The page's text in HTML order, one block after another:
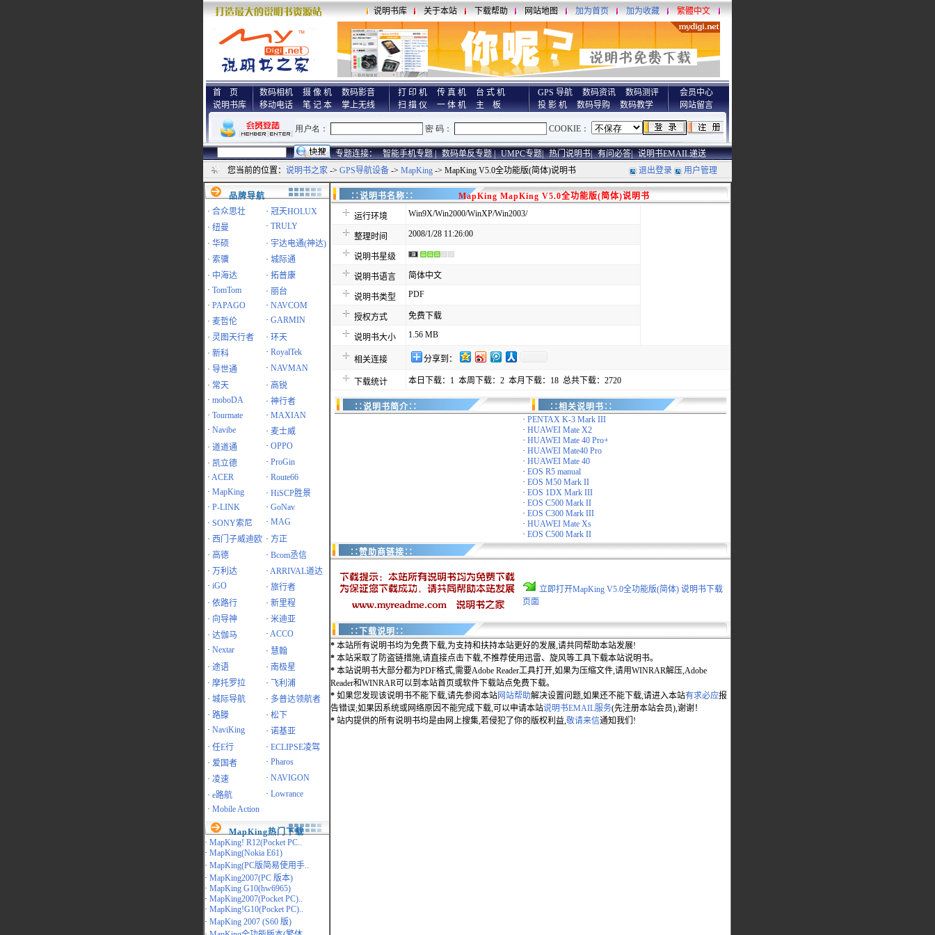
说明书库 关于本站 下载帮助 网站地图 加为首页 加为收藏 繁體中文
首 页
说明书库
数码相机 摄 像 机
数码影音
移动电话
笔 记 本 掌上无线
打 印 机 传 真 机
台 式 机
扫 描 仪
一 体 机 主 板
GPS 导航 数码资讯
数码测评
投 影 机
数码导购 数码教学
会员中心
网站留言
专题连接： 智能手机专题 | 数码单反专题 | UMPC专题| 热门说明书| 有问必答| 说明书EMAIL递送
您当前的位置： 说明书之家 -> GPS导航设备 -> MapKing -> MapKing V5.0全功能版(简体)说明书 退出登录 用户管理
品牌导航
· 合众思壮 · 冠天HOLUX
· 纽曼 · TRULY
· 华硕 · 宇达电通(神达)
· 索骥 · 城际通
· 中海达 · 拓普康
· TomTom · 丽台
· PAPAGO · NAVCOM
· 麦哲伦 · GARMIN
· 灵图天行者 · 环天
· 新科 · RoyalTek
· 导世通 · NAVMAN
· 常天 · 高锐
· moboDA · 神行者
· Tourmate · MAXIAN
· Navibe · 麦士威
· 道道通 · OPPO
· 凯立德 · ProGin
· ACER · Route66
· MapKing · HiSCP胜景
· P-LINK · GoNav
· SONY索尼 · MAG
· 西门子威迪欧 · 方正
· 高德 · Bcom丞信
· 万利达 · ARRIVAL道达
· iGO · 旅行者
· 依路行 · 新里程
· 向导神 · 米迪亚
· 达伽马 · ACCO
· Nextar · 慧翰
· 途语 · 南极星
· 摩托罗拉 ·
飞利浦
· 城际导航 · 多普达领航者
· 路滕 · 松下
· NaviKing · 诺基亚
· 任E行 · ECLIPSE凌驾
· 爱国者 · Pharos
· 凌速 · NAVIGON
· e路航 · Lowrance
· Mobile Action
MapKing热门下载
· MapKing! R12(Pocket PC..
· MapKing(Nokia E61)
· MapKing(PC版简易使用手..
· MapKing2007(PC 版本)
· MapKing G10(hw6965)
· MapKing2007(Pocket PC)..
· MapKing!G10(Pocket PC)..
· MapKing 2007 (S60 版)
∷说明书名称∷ MapKing MapKing V5.0全功能版(简体)说明书
运行环境 Win9X/Win2000/WinXP/Win2003/
整理时间 2008/1/28 11:26:00
说明书星级
说明书语言 简体中文
说明书类型 PDF
授权方式 免费下载
说明书大小 1.56 MB
相关连接 分享到：
下载统计 本日下载：1 本周下载：2 本月下载：18 总共下载：2720
∷说明书简介∷
∷相关说明书∷
· PENTAX K-3 Mark III
· HUAWEI Mate X2
· HUAWEI Mate 40 Pro+
· HUAWEI Mate40 Pro
· HUAWEI Mate 40
· EOS R5 manual
· EOS M50 Mark II
· EOS 1DX Mark III
· EOS C500 Mark II
· EOS C300 Mark III
· HUAWEI Mate Xs
· EOS C500 Mark II
∷赞助商链接∷
立即打开MapKing V5.0全功能版(简体) 说明书下载
页面
∷下载说明∷
* 本站所有说明书均为免费下载,为支持和扶持本站更好的发展,请共同帮助本站发展!
* 本站采取了防盗链措施,请直接点击下载,不推荐使用迅雷、旋风等工具下载本站说明书。
* 本站说明书大部分都为PDF格式,需要Adobe Reader工具打开,如果为压缩文件,请用WINRAR解压,Adobe
Reader和WINRAR可以到本站首页或软件下载站点免费下载。
* 如果您发现该说明书不能下载,请先参阅本站网站帮助解决设置问题,如果还不能下载,请进入本站有求必应报
告错误;如果因系统或网络原因不能完成下载,可以申请本站说明书EMAIL服务(先注册本站会员),谢谢！
* 站内提供的所有说明书均是由网上搜集,若侵犯了你的版权利益,敬请来信通知我们!